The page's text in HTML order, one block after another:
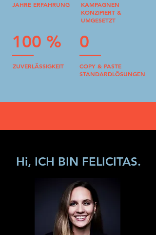
JAHRE ERFAHRUNG
100 %
ZUVERLÄSSIGKEIT
KAMPAGNEN
KONZIPIERT &
UMGESETZT
0
COPY & PASTE
STANDARDLÖSUNGEN
Hi, ICH BIN FELICITAS.